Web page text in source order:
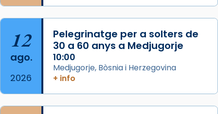
que les santes són filles de l’antiga Iluro.
Mataró en reivindicarà les relíq
Foto
View on Facebook ·
12
ago.
2026
Pelegrinatge per a solters de
30 a 60 anys a Medjugorje
10:00
Medjugorje, Bòsnia i Herzegovina
+ info